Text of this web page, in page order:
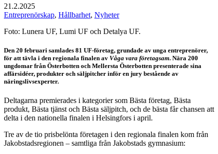
21.2.2025
Entreprenörskap, Hållbarhet, Nyheter
Foto: Lunera UF, Lumi UF och Detalya UF.
Den 20 februari samlades 81 UF-företag, grundade av unga entreprenörer,
för att tävla i den regionala finalen av Våga vara företagsam. Nära 200
ungdomar från Österbotten och Mellersta Österbotten presenterade sina
affärsidéer, produkter och säljpitcher inför en jury bestående av
näringslivsexperter.
Deltagarna premierades i kategorier som Bästa företag, Bästa
produkt, Bästa tjänst och Bästa säljpitch, och de bästa får chansen att
delta i den nationella finalen i Helsingfors i april.
Tre av de tio prisbelönta företagen i den regionala finalen kom från
Jakobstadsregionen – samtliga från Jakobstads gymnasium: